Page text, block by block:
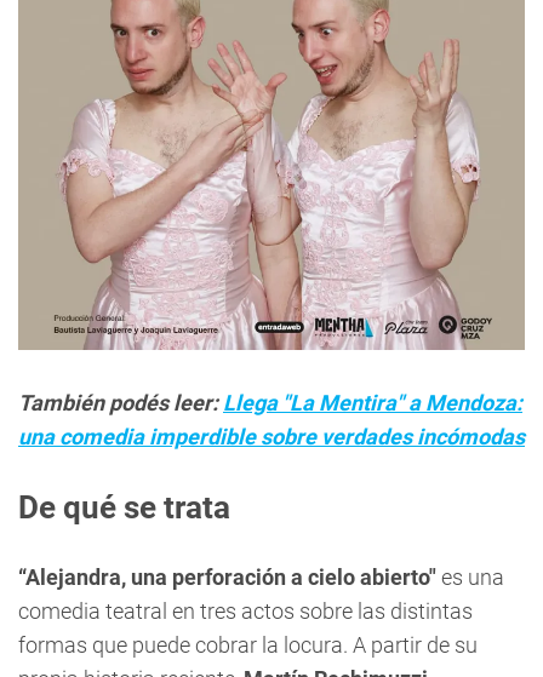
También podés leer:Llega "La Mentira" a Mendoza:
una comedia imperdible sobre verdades incómodas
De qué se trata
“Alejandra, una perforación a cielo abierto"es una
comedia teatral en tres actos sobre las distintas
formas que puede cobrar la locura. A partir de su